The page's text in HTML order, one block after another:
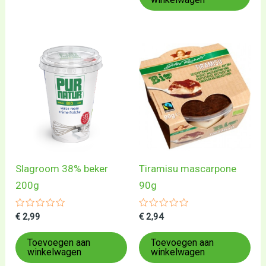
Slagroom 38% beker
200g
Gewaardeerd
uit
5
€ 2,99
Toevoegen aan
winkelwagen
Tiramisu mascarpone
90g
Gewaardeerd
uit
5
€ 2,94
Toevoegen aan
winkelwagen